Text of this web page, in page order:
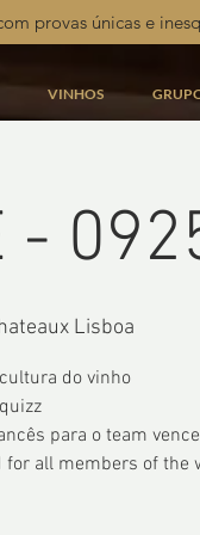
provas únicas e
VINHOS
-
Lisboa
do vinho
para o team
for all members of the